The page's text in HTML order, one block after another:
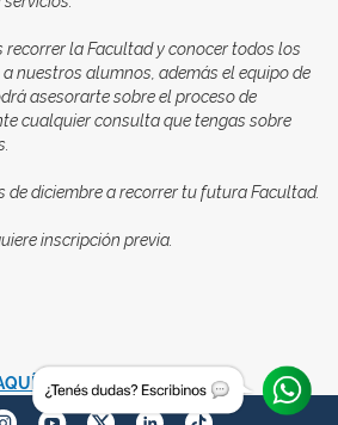
recorrer la Facultad y conocer todos los
nuestros alumnos, además el equipo de
asesorarte sobre el proceso de
cualquier consulta que tengas sobre
de diciembre a recorrer tu futura Facultad.
inscripción previa.